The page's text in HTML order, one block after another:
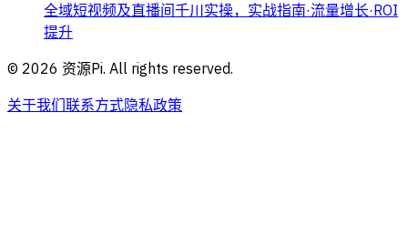
全域短视频及直播间千川实操，实战指南·流量增长·ROI
提升
© 2026 资源Pi. All rights reserved.
关于我们联系方式隐私政策